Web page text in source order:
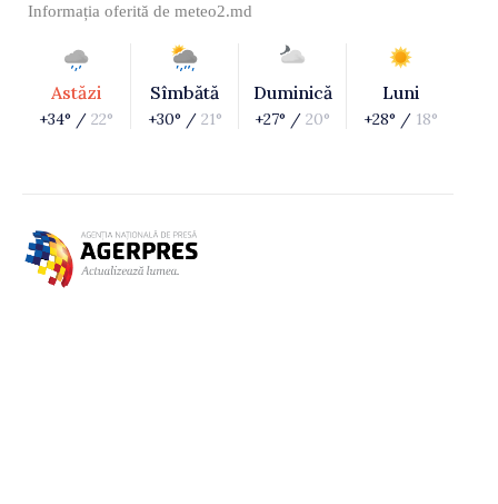
Informația oferită de meteo2.md
Astăzi
+34° / 22°
Sîmbătă
+30° / 21°
Duminică
+27° / 20°
Luni
+28° / 18°